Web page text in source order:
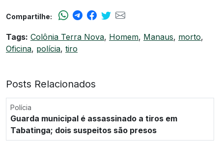
Compartilhe:
Tags: Colônia Terra Nova, Homem, Manaus, morto,
Oficina, polícia, tiro
Posts Relacionados
Polícia
Guarda municipal é assassinado a tiros em
Tabatinga; dois suspeitos são presos